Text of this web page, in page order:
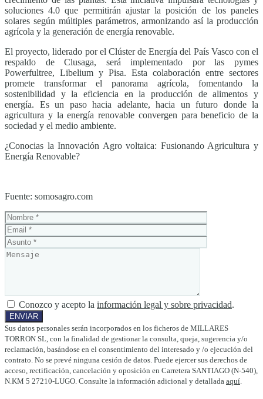
soluciones 4.0 que permitirán ajustar la posición de los paneles
solares según múltiples parámetros, armonizando así la producción
agrícola y la generación de energía renovable.
El proyecto, liderado por el Clúster de Energía del País Vasco con el
respaldo de Clusaga, será implementado por las pymes
Powerfultree, Libelium y Pisa. Esta colaboración entre sectores
promete transformar el panorama agrícola, fomentando la
sostenibilidad y la eficiencia en la producción de alimentos y
energía. Es un paso hacia adelante, hacia un futuro donde la
agricultura y la energía renovable convergen para beneficio de la
sociedad y el medio ambiente.
¿Conocias la Innovación Agro voltaica: Fusionando Agricultura y
Energía Renovable?
Fuente: somosagro.com
Conozco y acepto la información legal y sobre privacidad.
Sus datos personales serán incorporados en los ficheros de MILLARES
TORRON SL, con la finalidad de gestionar la consulta, queja, sugerencia y/o
reclamación, basándose en el consentimiento del interesado y /o ejecución del
contrato. No se prevé ninguna cesión de datos. Puede ejercer sus derechos de
acceso, rectificación, cancelación y oposición en Carretera SANTIAGO (N-540),
N.KM 5 27210-LUGO. Consulte la información adicional y detallada aquí.